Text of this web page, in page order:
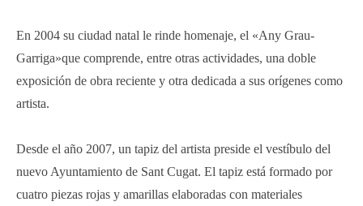
En 2004 su ciudad natal le rinde homenaje, el «Any Grau-
Garriga»que comprende, entre otras actividades, una doble
exposición de obra reciente y otra dedicada a sus orígenes como
artista.
Desde el año 2007, un tapiz del artista preside el vestíbulo del
nuevo Ayuntamiento de Sant Cugat. El tapiz está formado por
cuatro piezas rojas y amarillas elaboradas con materiales